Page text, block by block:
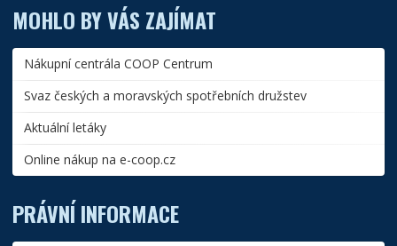
MOHLO BY VÁS ZAJÍMAT
Nákupní centrála COOP Centrum
Svaz českých a moravských spotřebních družstev
Aktuální letáky
Online nákup na e-coop.cz
PRÁVNÍ INFORMACE